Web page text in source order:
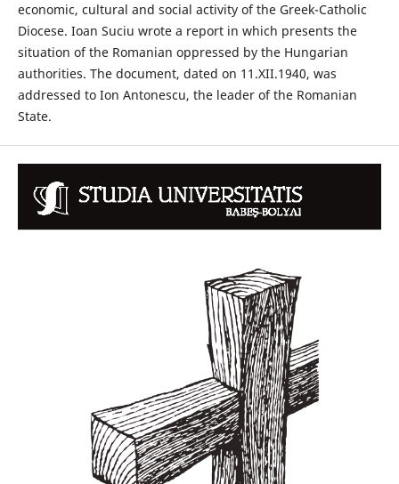
economic, cultural and social activity of the Greek-Catholic
Diocese. Ioan Suciu wrote a report in which presents the
situation of the Romanian oppressed by the Hungarian
authorities. The document, dated on 11.XII.1940, was
addressed to Ion Antonescu, the leader of the Romanian
State.